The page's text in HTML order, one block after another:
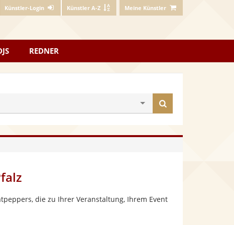
Künstler-Login Künstler A-Z Meine Künstler
REDNER
finden
die zu Ihrer Veranstaltung, Ihrem Event